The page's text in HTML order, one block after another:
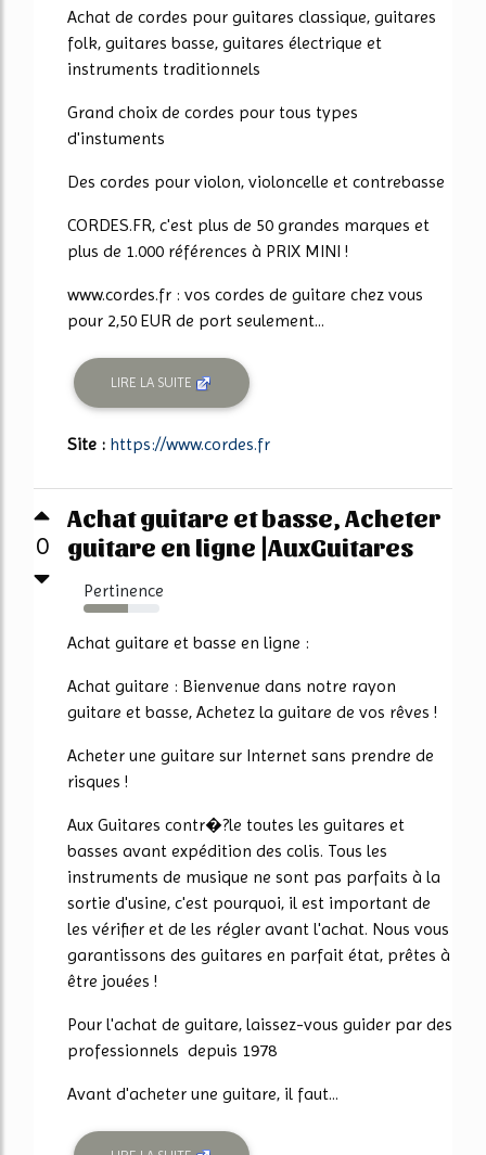
Achat de cordes pour guitares classique, guitares
folk, guitares basse, guitares électrique et
instruments traditionnels
Grand choix de cordes pour tous types
d'instuments
Des cordes pour violon, violoncelle et contrebasse
CORDES.FR, c'est plus de 50 grandes marques et
plus de 1.000 références à PRIX MINI !
www.cordes.fr : vos cordes de guitare chez vous
pour 2,50 EUR de port seulement...
LIRE LA SUITE
Site : https://www.cordes.fr
0
Achat guitare et basse, Acheter
guitare en ligne |AuxGuitares
Pertinence
58%
Achat guitare et basse en ligne :
Achat guitare : Bienvenue dans notre rayon
guitare et basse, Achetez la guitare de vos rêves !
Acheter une guitare sur Internet sans prendre de
risques !
Aux Guitares contr�?le toutes les guitares et
basses avant expédition des colis. Tous les
instruments de musique ne sont pas parfaits à la
sortie d'usine, c'est pourquoi, il est important de
les vérifier et de les régler avant l'achat. Nous vous
garantissons des guitares en parfait état, prêtes à
être jouées !
Pour l'achat de guitare, laissez-vous guider par des
professionnels depuis 1978
Avant d'acheter une guitare, il faut...